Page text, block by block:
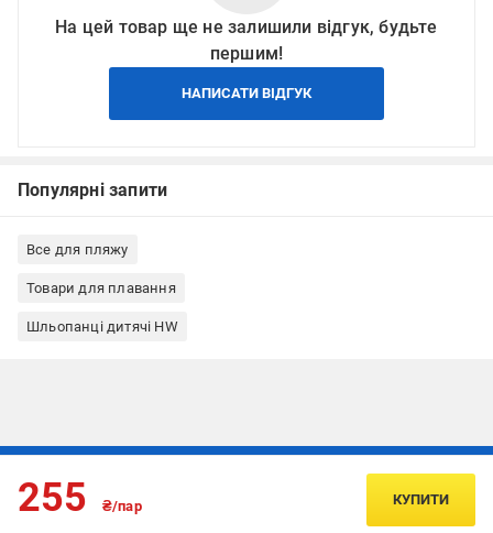
На цей товар ще не залишили відгук, будьте
першим!
НАПИСАТИ ВІДГУК
Популярні запити
Все для пляжу
Товари для плавання
Шльопанці дитячі HW
255 ₴/пар КУПИТИ
Підписуйтесь, щоб дізнаватись першим про акції та пропозиції
ПІДПИСАТИСЯ